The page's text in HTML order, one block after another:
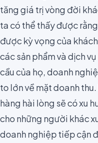
tăng giá trị vòng đời
ta có thể thấy được
được kỳ vọng của
các sản phẩm và dịch
cầu của họ, doanh
to lớn về mặt doanh
hàng hài lòng sẽ có xu
cho những người khác
doanh nghiệp tiếp cận